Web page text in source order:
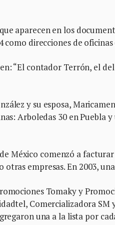
aparecen en los
direcciones de
“El contador Terrón, el
y su esposa,
Arboledas 30 en Puebla
México comenzó a
otras empresas. En 2003,
Tomaky y
Comercializadora SM
una a la lista por